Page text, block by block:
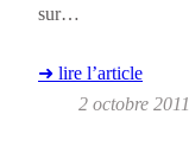
sur…
➜ lire l’article
2 octobre 2011